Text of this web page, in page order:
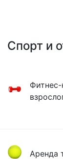
Спорт и
Фитнес-
Аренда